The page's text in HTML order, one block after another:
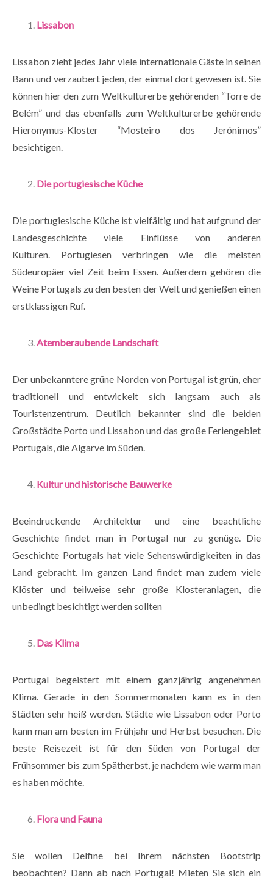
Lissabon
Lissabon zieht jedes Jahr viele internationale Gäste in seinen
Bann und verzaubert jeden, der einmal dort gewesen ist. Sie
können hier den zum Weltkulturerbe gehörenden “Torre de
Belém” und das ebenfalls zum Weltkulturerbe gehörende
Hieronymus-Kloster “Mosteiro dos Jerónimos”
besichtigen.
Die portugiesische Küche
Die portugiesische Küche ist vielfältig und hat aufgrund der
Landesgeschichte viele Einflüsse von anderen
Kulturen. Portugiesen verbringen wie die meisten
Südeuropäer viel Zeit beim Essen. Außerdem gehören die
Weine Portugals zu den besten der Welt und genießen einen
erstklassigen Ruf.
Atemberaubende Landschaft
Der unbekanntere grüne Norden von Portugal ist grün, eher
traditionell und entwickelt sich langsam auch als
Touristenzentrum. Deutlich bekannter sind die beiden
Großstädte Porto und Lissabon und das große Feriengebiet
Portugals, die Algarve im Süden.
Kultur und historische Bauwerke
Beeindruckende Architektur und eine beachtliche
Geschichte findet man in Portugal nur zu genüge. Die
Geschichte Portugals hat viele Sehenswürdigkeiten in das
Land gebracht. Im ganzen Land findet man zudem viele
Klöster und teilweise sehr große Klosteranlagen, die
unbedingt besichtigt werden sollten
Das Klima
Portugal begeistert mit einem ganzjährig angenehmen
Klima. Gerade in den Sommermonaten kann es in den
Städten sehr heiß werden. Städte wie Lissabon oder Porto
kann man am besten im Frühjahr und Herbst besuchen. Die
beste Reisezeit ist für den Süden von Portugal der
Frühsommer bis zum Spätherbst, je nachdem wie warm man
es haben möchte.
Flora und Fauna
Sie wollen Delfine bei Ihrem nächsten Bootstrip
beobachten? Dann ab nach Portugal! Mieten Sie sich ein